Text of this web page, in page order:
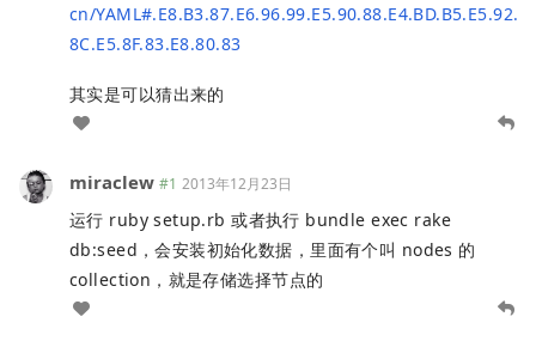
cn/YAML#.E8.B3.87.E6.96.99.E5.90.88.E4.BD.B5.E5.92.
8C.E5.8F.83.E8.80.83
其实是可以猜出来的
miraclew #1 2013年12月23日
运行 ruby setup.rb 或者执行 bundle exec rake
db:seed，会安装初始化数据，里面有个叫 nodes 的
collection，就是存储选择节点的